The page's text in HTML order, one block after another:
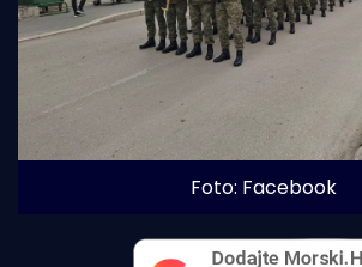
Foto: Facebook